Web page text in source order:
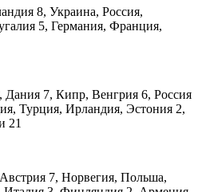
8, Украина, Россия,
5, Германия, Франция,
7, Кипр, Венгрия 6, Россия
Турция, Ирландия, Эстония 2,
21
7, Норвегия, Польша,